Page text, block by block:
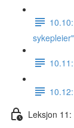
sykepleier"
Leksjon